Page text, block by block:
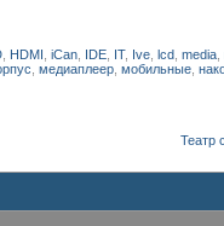
HDMI ,iCan IDE IT, Ive ,lcd ,media
,медиаплеер ,мобильные ,
Театр